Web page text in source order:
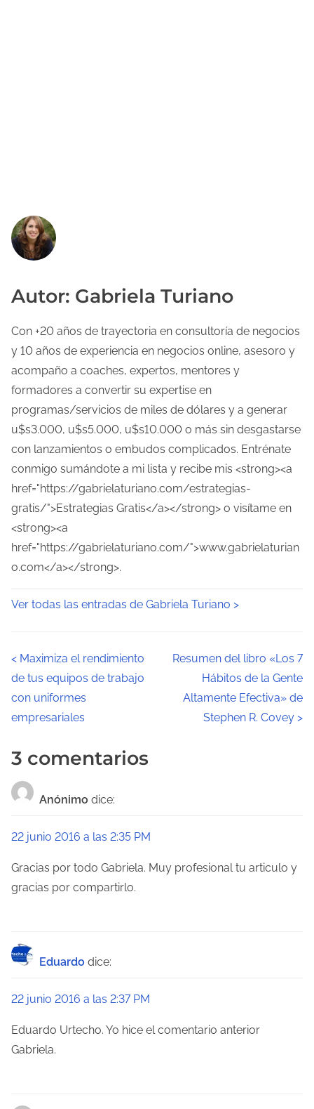
Autor: Gabriela Turiano
Con +20 años de trayectoria en consultoría de negocios
y 10 años de experiencia en negocios online, asesoro y
acompaño a coaches, expertos, mentores y
formadores a convertir su expertise en
programas/servicios de miles de dólares y a generar
u$s3.000, u$s5.000, u$s10.000 o más sin desgastarse
con lanzamientos o embudos complicados. Entrénate
conmigo sumándote a mi lista y recibe mis <strong><a
href="https://gabrielaturiano.com/estrategias-
gratis/">Estrategias Gratis</a></strong> o visítame en
<strong><a
href="https://gabrielaturiano.com/">www.gabrielaturian
o.com</a></strong>.
Ver todas las entradas de Gabriela Turiano >
N
a
v
e
a
c
i
ó
d
e
e
n
t
< Maximiza el rendimiento
de tus equipos de trabajo
con uniformes
empresariales
Resumen del libro «Los 7
Hábitos de la Gente
Altamente Efectiva» de
Stephen R. Covey >
3 comentarios
Anónimo dice:
22 junio 2016 a las 2:35 PM
Gracias por todo Gabriela. Muy profesional tu articulo y
gracias por compartirlo.
Eduardo dice:
22 junio 2016 a las 2:37 PM
Eduardo Urtecho. Yo hice el comentario anterior
Gabriela.